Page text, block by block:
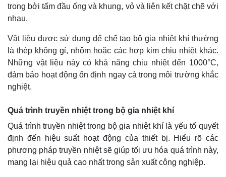
trong bởi tấm đầu ống và khung, vỏ và liên kết chặt chẽ với
nhau.
Vật liệu được sử dụng để chế tạo bộ gia nhiệt khí thường
là thép không gỉ, nhôm hoặc các hợp kim chịu nhiệt khác.
Những vật liệu này có khả năng chịu nhiệt đến 1000°C,
đảm bảo hoạt động ổn định ngay cả trong môi trường khắc
nghiệt.
Quá trình truyền nhiệt trong bộ gia nhiệt khí
Quá trình truyền nhiệt trong bộ gia nhiệt khí là yếu tố quyết
định đến hiệu suất hoạt động của thiết bị. Hiểu rõ các
phương pháp truyền nhiệt sẽ giúp tối ưu hóa quá trình này,
mang lại hiệu quả cao nhất trong sản xuất công nghiệp.